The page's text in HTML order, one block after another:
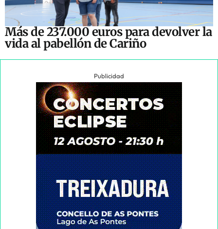
Más de 237.000 euros para devolver la
vida al pabellón de Cariño
Publicidad